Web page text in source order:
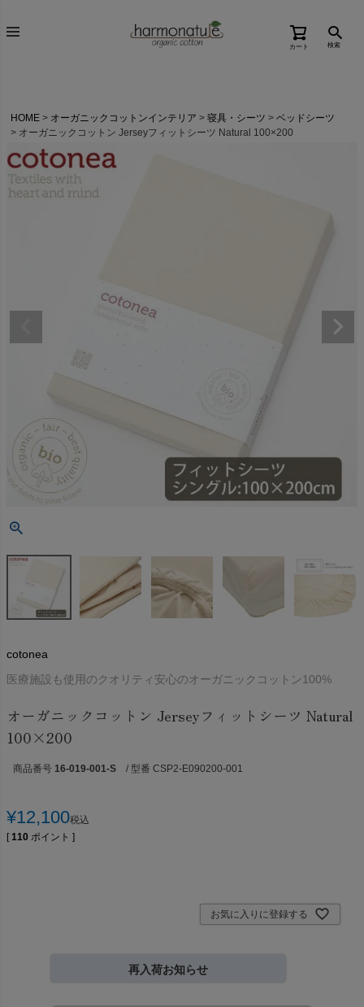
カート 検索
HOME オーガニックコットンインテリア 寝具・シーツ
ベッドシーツ
オーガニックコットン Jerseyフィットシーツ Natural 100×200
cotonea
医療施設も使用のクオリティ安心のオーガニックコットン100%
オーガニックコットン Jerseyフィットシーツ Natural
100×200
商品番号 16-019-001-S / 型番 CSP2-E090200-001
¥12,100税込
[ 110 ポイント ]
お気に入りに登録する
再入荷お知らせ